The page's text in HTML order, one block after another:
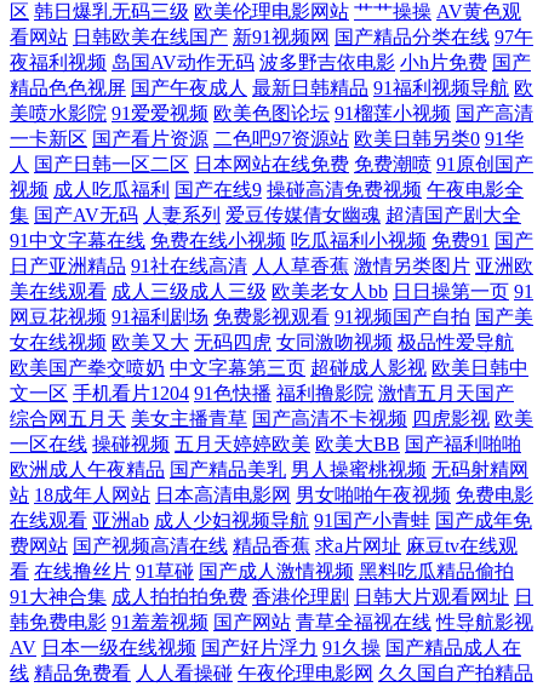
欧美不卡a视频 隔壁黑人巨大中 桃花社区高清视频在线观看 国产视频高清
在线观看 亚洲美女激情视频 日韩不卡中文字幕 成人精品综合免费视频 天
堂国产卡一在线 国产欧美日韩图片一区 亚洲成人首页 精品网AV 影音先锋
七区 久久精品国自产 伊人天天 久精品视在在线视频在 最新上映电影在线
观看 视频一区视频三区国产 国产精品十八爽爽爽 亚洲欧美国 久久99精品
99 樱桃视频 久网久合久久久久久久久久 97线线观看视频 日本高清中 影音
先锋在线资源91 欧美成人专区 91黑料网入口 欧美日韩国产熟女 97色综合
亚洲影院 欧美亚洲日韩丝袜制服人妻中文一区二区 成人精品动漫一区二
区三 神马网在线观看 国产欧美专区网站在线 午夜福利在线视频一区 国产
一区二区三区四区在线视频播放 一色桃花亚洲综合影 影视资源下载 欧美
性爱一区二区视频在线 久操九草 超碰91人人操 日韩电影第一页 高清电影
区 韩日爆乳无码三级 欧美伦理电影网站 艹艹操操 AV黄色观
看网站 日韩欧美在线国产 新91视频网 国产精品分类在线 97午
夜福利视频 岛国AV动作无码 波多野吉依电影 小h片免费 国产
精品色色视屏 国产午夜成人 最新日韩精品 91福利视频导航 欧
美喷水影院 91爱爱视频 欧美色图论坛 91榴莲小视频 国产高清
一卡新区 国产看片资源 二色吧97资源站 欧美日韩另类0 91华
人 国产日韩一区二区 日本网站在线免费 免费潮喷 91原创国产
视频 成人吃瓜福利 国产在线9 操碰高清免费视频 午夜电影全
集 国产AV无码 人妻系列 爱豆传媒倩女幽魂 超清国产剧大全
91中文字幕在线 免费在线小视频 吃瓜福利小视频 免费91 国产
日产亚洲精品 91社在线高清 人人草香蕉 激情另类图片 亚洲欧
美在线观看 成人三级成人三级 欧美老女人bb 日日操第一页 91
网豆花视频 91福利剧场 免费影视观看 91视频国产自拍 国产美
女在线视频 欧美又大 无码四虎 女同激吻视频 极品性爱导航
欧美国产拳交喷奶 中文字幕第三页 超碰成人影视 欧美日韩中
文一区 手机看片1204 91色快播 福利撸影院 激情五月天国产
综合网五月天 美女主播青草 国产高清不卡视频 四虎影视 欧美
一区在线 操碰视频 五月天婷婷欧美 欧美大BB 国产福利啪啪
欧洲成人午夜精品 国产精品美乳 男人操蜜桃视频 无码射精网
站 18成年人网站 日本高清电影网 男女啪啪午夜视频 免费电影
在线观看 亚洲ab 成人少妇视频导航 91国产小青蛙 国产成年免
费网站 国产视频高清在线 精品香蕉 求a片网址 麻豆tv在线观
看 在线撸丝片 91草碰 国产成人激情视频 黑料吃瓜精品偷拍
91大神合集 成人拍拍拍免费 香港伦理剧 日韩大片观看网址 日
韩免费电影 91羞羞视频 国产网站 青草全福视在线 性导航影视
AV 日本一级在线视频 国产好片浮力 91久操 国产精品成人在
线 精品免费看 人人看操碰 午夜伦理电影网 久久国自产拍精品